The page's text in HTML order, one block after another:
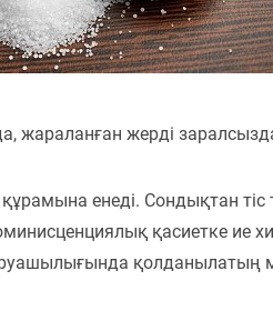
жараланған жерді
енеді. Сондықтан
қасиетке ие